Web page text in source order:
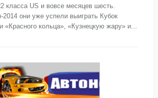
класса US и вовсе месяцев шесть.
2014 они уже успели выиграть Кубок
«Красного кольца», «Кузнецкую жару» и...